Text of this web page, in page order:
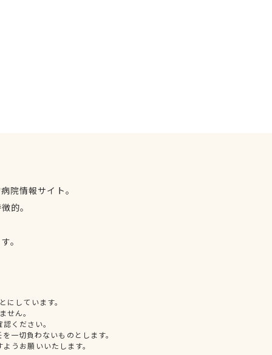
院情報サイト。
的。
。
しています。
せん。
ください。
一切負わないものとします。
うお願いいたします。